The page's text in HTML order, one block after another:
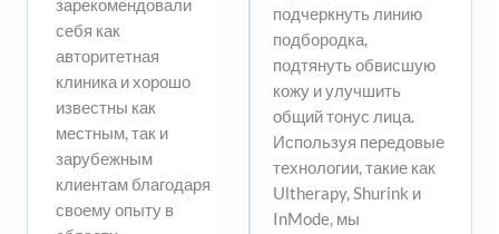
зарекомендовали
себя как
авторитетная
клиника и хорошо
известны как
местным, так и
зарубежным
клиентам благодаря
своему опыту в
подчеркнуть линию
подбородка,
подтянуть обвисшую
кожу и улучшить
общий тонус лица.
Используя передовые
технологии, такие как
Ultherapy, Shurink и
InMode, мы